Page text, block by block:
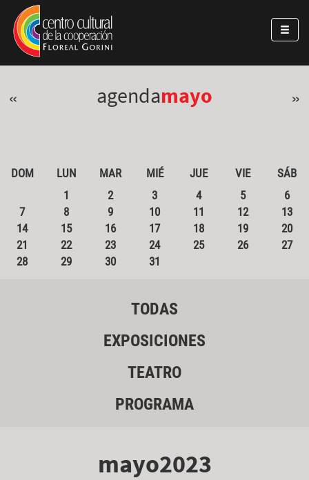
Pasar al contenido principal
Jump to main content
« agendamayo »
DOM LUN MAR MIÉ JUE VIE
SÁB
1
2 3 4 5
6
7
8 9 10 11 12
13
14
15 16 17 18 19
20
21
22 23 24 25 26
27
28
29 30 31
TODAS
EXPOSICIONES
TEATRO
PROGRAMA
mayo2023